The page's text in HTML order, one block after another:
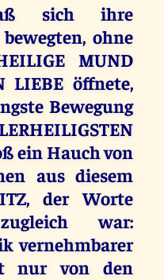
sich ihre
ohne
MUND
LIEBE öffnete,
Bewegung
ein Hauch von
aus diesem
der Worte
war:
vernehmbarer
nur von den